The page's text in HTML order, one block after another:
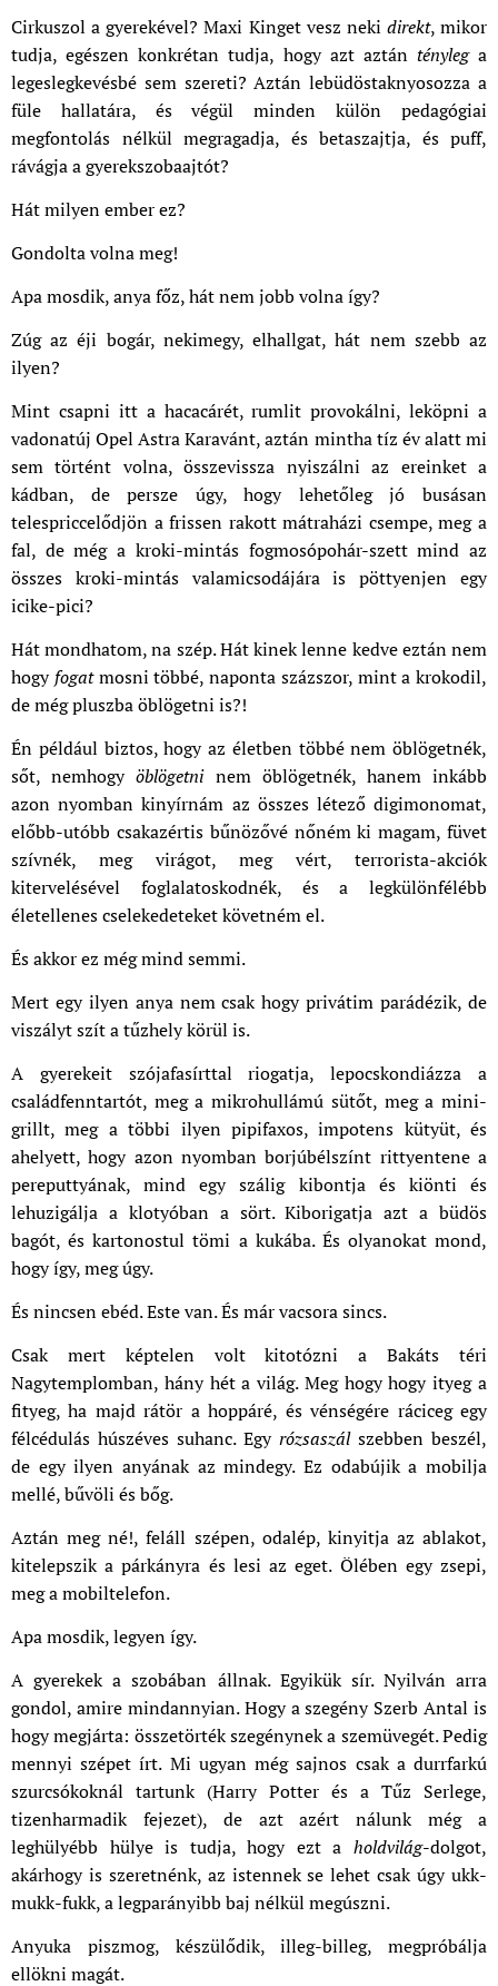
Cirkuszol a gyerekével? Maxi Kinget vesz neki direkt, mikor
tudja, egészen konkrétan tudja, hogy azt aztán ténylega
legeslegkevésbé sem szereti? Aztán lebüdöstaknyosozza a
füle hallatára, és végül minden külön pedagógiai
megfontolás nélkül megragadja, és betaszajtja, és puff,
rávágja a gyerekszobaajtót?
Hát milyen ember ez?
Gondolta volna meg!
Apa mosdik, anya főz, hát nem jobb volna így?
Zúg az éji bogár, nekimegy, elhallgat, hát nem szebb az
ilyen?
Mint csapni itt a hacacárét, rumlit provokálni, leköpni a
vadonatúj Opel Astra Karavánt, aztán mintha tíz év alatt mi
sem történt volna, összevissza nyiszálni az ereinket a
kádban, de persze úgy, hogy lehetőleg jó busásan
telespriccelődjön a frissen rakott mátraházi csempe, meg a
fal, de még a kroki-mintás fogmosópohár-szett mind az
összes kroki-mintás valamicsodájára is pöttyenjen egy
icike-pici?
Hát mondhatom, na szép. Hát kinek lenne kedve eztán nem
hogy fogatmosni többé, naponta százszor, mint a krokodil,
de még pluszba öblögetni is?!
Én például biztos, hogy az életben többé nem öblögetnék,
sőt, nemhogyöblögetninem öblögetnék, hanem inkább
azon nyomban kinyírnám az összes létező digimonomat,
előbb-utóbb csakazértis bűnözővé nőném ki magam, füvet
szívnék, meg virágot, meg vért, terrorista-akciók
kitervelésével foglalatoskodnék, és a legkülönfélébb
életellenes cselekedeteket követném el.
És akkor ez még mind semmi.
Mert egy ilyen anya nem csak hogy privátim parádézik, de
viszályt szít a tűzhely körül is.
A gyerekeit szójafasírttal riogatja, lepocskondiázza a
családfenntartót, meg a mikrohullámú sütőt, meg a mini-
grillt, meg a többi ilyen pipifaxos, impotens kütyüt, és
ahelyett, hogy azon nyomban borjúbélszínt rittyentene a
pereputtyának, mind egy szálig kibontja és kiönti és
lehuzigálja a klotyóban a sört. Kiborigatja azt a büdös
bagót, és kartonostul tömi a kukába. És olyanokat mond,
hogy így, meg úgy.
És nincsen ebéd. Este van. És már vacsora sincs.
Csak mert képtelen volt kitotózni a Bakáts téri
Nagytemplomban, hány hét a világ. Meg hogy hogy ityeg a
fityeg, ha majd rátör a hoppáré, és vénségére ráciceg egy
félcédulás húszéves suhanc. Egy rózsaszálszebben beszél,
de egy ilyen anyának az mindegy. Ez odabújik a mobilja
mellé, bűvöli és bőg.
Aztán meg né!, feláll szépen, odalép, kinyitja az ablakot,
kitelepszik a párkányra és lesi az eget. Ölében egy zsepi,
meg a mobiltelefon.
Apa mosdik, legyen így.
A gyerekek a szobában állnak. Egyikük sír. Nyilván arra
gondol, amire mindannyian. Hogy a szegény Szerb Antal is
hogy megjárta: összetörték szegénynek a szemüvegét. Pedig
mennyi szépet írt. Mi ugyan még sajnos csak a durrfarkú
szurcsókoknál tartunk (Harry Potter és a Tűz Serlege,
tizenharmadik fejezet), de azt azért nálunk még a
leghülyébb hülye is tudja, hogy ezt a holdvilág-dolgot,
akárhogy is szeretnénk, az istennek se lehet csak úgy ukk-
mukk-fukk, a legparányibb baj nélkül megúszni.
Anyuka piszmog, készülődik, illeg-billeg, megpróbálja
ellökni magát.